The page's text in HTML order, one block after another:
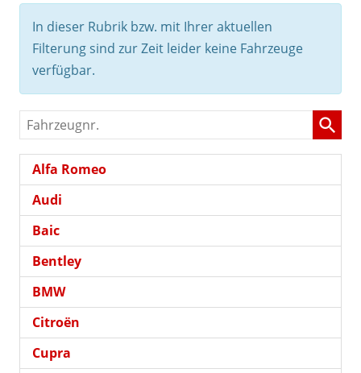
In dieser Rubrik bzw. mit Ihrer aktuellen
Filterung sind zur Zeit leider keine Fahrzeuge
verfügbar.
Fahrzeugnr.
Alfa Romeo
Audi
Baic
Bentley
BMW
Citroën
Cupra